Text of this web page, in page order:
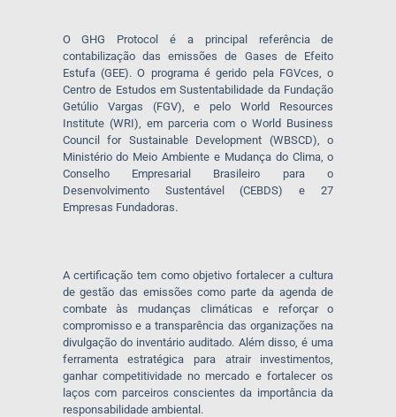
O GHG Protocol é a principal referência de
contabilização das emissões de Gases de Efeito
Estufa (GEE). O programa é gerido pela FGVces, o
Centro de Estudos em Sustentabilidade da Fundação
Getúlio Vargas (FGV), e pelo World Resources
Institute (WRI), em parceria com o World Business
Council for Sustainable Development (WBSCD), o
Ministério do Meio Ambiente e Mudança do Clima, o
Conselho Empresarial Brasileiro para o
Desenvolvimento Sustentável (CEBDS) e 27
Empresas Fundadoras.
A certificação tem como objetivo fortalecer a cultura
de gestão das emissões como parte da agenda de
combate às mudanças climáticas e reforçar o
compromisso e a transparência das organizações na
divulgação do inventário auditado. Além disso, é uma
ferramenta estratégica para atrair investimentos,
ganhar competitividade no mercado e fortalecer os
laços com parceiros conscientes da importância da
responsabilidade ambiental.